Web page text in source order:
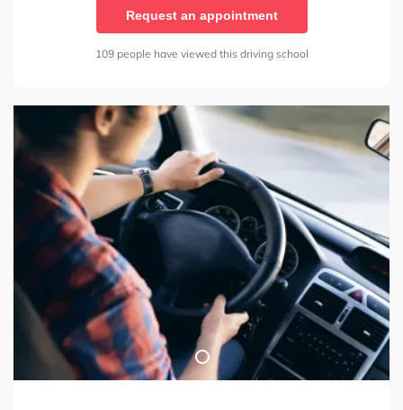
Request an appointment
109 people have viewed this driving school